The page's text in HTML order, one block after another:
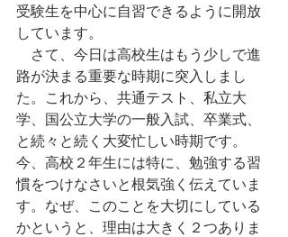
受験生を中心に自習できるように開放
しています。
さて、今日は高校生はもう少しで進
路が決まる重要な時期に突入しまし
た。これから、共通テスト、私立大
学、国公立大学の一般入試、卒業式、
と続々と続く大変忙しい時期です。
今、高校２年生には特に、勉強する習
慣をつけなさいと根気強く伝えていま
す。なぜ、このことを大切にしている
かというと、理由は大きく２つありま